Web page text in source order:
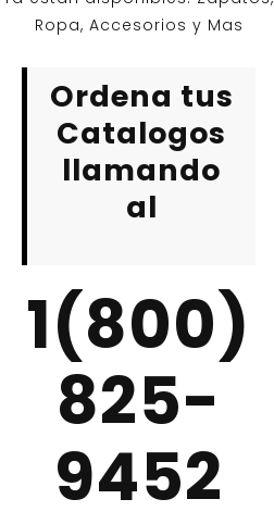
Ropa, Accesorios y Mas
Ordena tus
Catalogos
llamando
al
1(800)
825-
9452